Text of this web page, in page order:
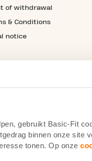
gebruikt Basic-Fit
binnen onze site
tonen. Op onze
of withdrawal
& Conditions
notice